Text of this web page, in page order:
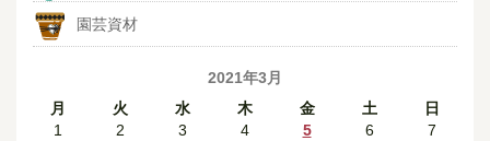
園芸資材
2021年3月
月
火 水 木 金 土
日
1
2 3 4 5 6
7